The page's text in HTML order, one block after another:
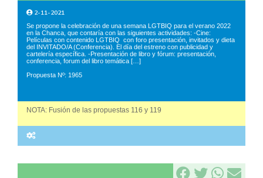
2-11-2021
Se propone la celebración de una semana LGTBIQ para el verano 2022
en la Chanca, que contaría con las siguientes actividades: -Cine:
Películas con contenido LGTBIQ con foro presentación, invitados y dieta
del INVITADO/A (Conferencia). El día del estreno con publicidad y
cartelería específica. -Presentación de libro y fórum: presentación,
conferencia, forum del libro temática […]
Propuesta Nº: 1965
NOTA: Fusión de las propuestas 116 y 119